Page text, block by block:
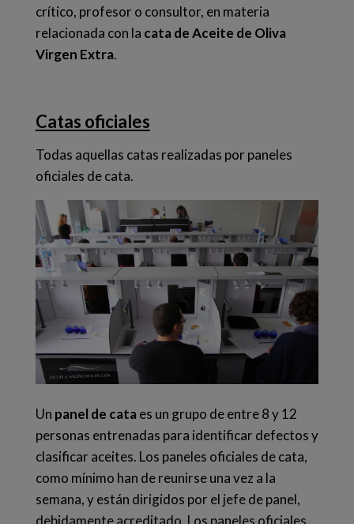
crítico, profesor o consultor, en materia
relacionada con la cata de Aceite de Oliva
Virgen Extra.
Catas oficiales
Todas aquellas catas realizadas por paneles
oficiales de cata.
Un panel de cata es un grupo de entre 8 y 12
personas entrenadas para identificar defectos y
clasificar aceites. Los paneles oficiales de cata,
como mínimo han de reunirse una vez a la
semana, y están dirigidos por el jefe de panel,
debidamente acreditado. Los paneles oficiales